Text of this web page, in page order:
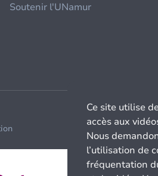
Soutenir l'UNamur
Ce site utilise
accès aux
Nous
l’utilisation de
fréquentation